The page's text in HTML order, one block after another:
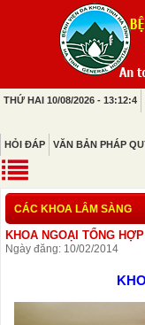
THỨ HAI 10/08/2026 - 13:12:4
HỎI ĐÁP VĂN BẢN PHÁP
CÁC KHOA LÂM SÀNG
KHOA NGOẠI TỔNG HỢP
Ngày đăng: 10/02/2014